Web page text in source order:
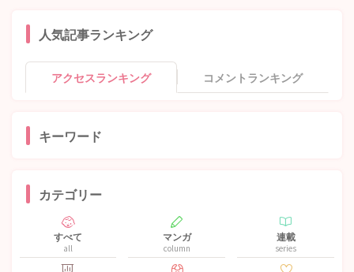
人気記事ランキング
アクセスランキング コメントランキング
キーワード
カテゴリー
すべて
all
マンガ
column
連載
series